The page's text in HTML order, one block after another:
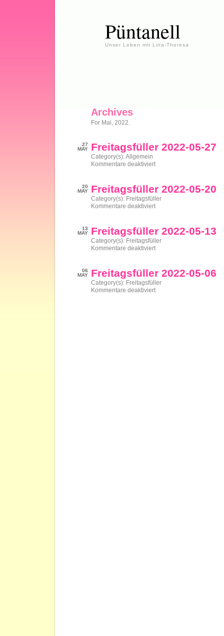
Püntanell
Unser Leben mit Lina-Theresa
Archives
For Mai, 2022.
27
MAY
Freitagsfüller 2022-05-27
Category(s):Allgemein
Kommentare deaktiviertfür
27
20
MAY
Freitagsfüller 2022-05-20
Category(s): Freitagsfüller
Kommentare deaktiviertfür
20
13
MAY
Freitagsfüller 2022-05-13
Category(s): Freitagsfüller
Kommentare deaktiviertfür
13
06
MAY
Freitagsfüller 2022-05-06
Category(s): Freitagsfüller
Kommentare deaktiviertfür